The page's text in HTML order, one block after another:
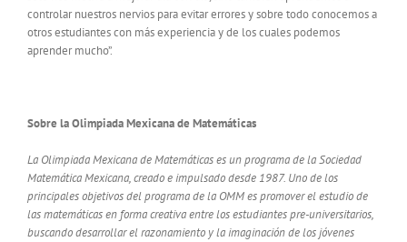
controlar nuestros nervios para evitar errores y sobre todo conocemos a
otros estudiantes con más experiencia y de los cuales podemos
aprender mucho”.
Sobre la Olimpiada Mexicana de Matemáticas
La Olimpiada Mexicana de Matemáticas es un programa de la Sociedad
Matemática Mexicana, creado e impulsado desde 1987. Uno de los
principales objetivos del programa de la OMM es promover el estudio de
las matemáticas en forma creativa entre los estudiantes pre-universitarios,
buscando desarrollar el razonamiento y la imaginación de los jóvenes